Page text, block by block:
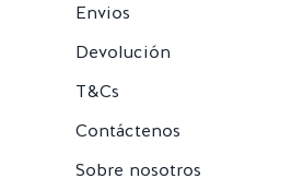
Envios
Devolución
T&Cs
Contáctenos
Sobre nosotros